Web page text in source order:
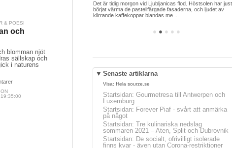
& POESI
och
blomman njöt
sällskap och
i naturens
● ● ● ● ●
Det är tidig morgon vid Ljubljanicas flod. Höstsolen har just
börjat värma de pastellfärgade fasaderna, och ljudet av
klirrande kaffekoppar blandas me ...
▼ Senaste artiklarna
Visa: Hela sourze.se
Startsidan: Gourmetresa till Antwerpen och
Luxemburg
Startsidan: Forever Piaf - svårt att anmärka
på något
Startsidan: Tre kulinariska nedslag
sommaren 2021 – Aten, Split och Dubrovnik
Startsidan: De socialt, ofrivilligt isolerade
finns kvar - även utan Corona-restriktioner